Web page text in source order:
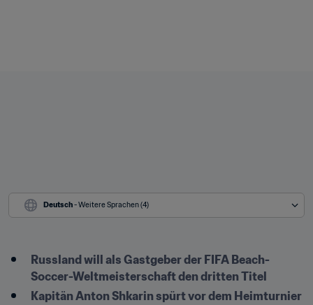
Deutsch - Weitere Sprachen (4)
Russland will als Gastgeber der FIFA Beach-
Soccer-Weltmeisterschaft den dritten Titel
Kapitän Anton Shkarin spürt vor dem Heimturnier